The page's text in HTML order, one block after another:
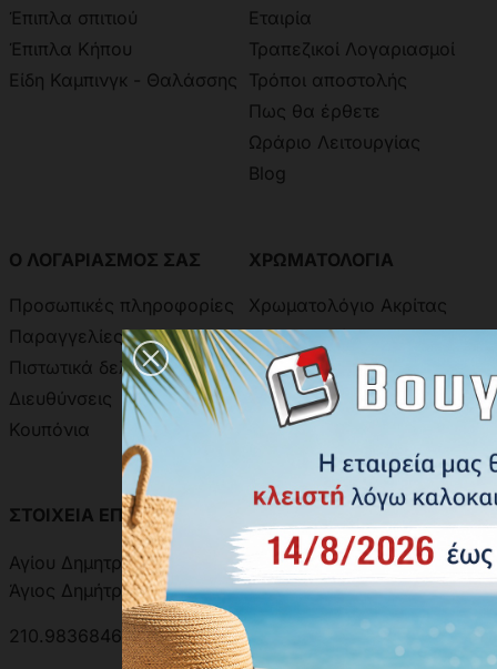
Έπιπλα σπιτιού
Έπιπλα Κήπου
Είδη Καμπινγκ - Θαλάσσης
Εταιρία
Τραπεζικοί Λογαριασμοί
Τρόποι αποστολής
Πως θα έρθετε
Ωράριο Λειτουργίας
Blog
Ο ΛΟΓΑΡΙΑΣΜΟΣ ΣΑΣ
Προσωπικές πληροφορίες
Παραγγελίες
Πιστωτικά δελτία
Διευθύνσεις
Κουπόνια
ΧΡΩΜΑΤΟΛΟΓΙΑ
Χρωματολόγιο Ακρίτας
Χρωματολόγιο Aline
Δειγματολόγιο Πόμολων
ΣΤΟΙΧΕΙΑ ΕΠΙΚΟΙΝΩΝΙΑΣ
Αγίου Δημητρίου 301, 17342
Άγιος Δημήτριος, Ελλάδα
210.9836846 | 210.9881501
ΑΝΑΖΗΤΗΣΗ ΑΠΟΣΤΟΛΗΣ